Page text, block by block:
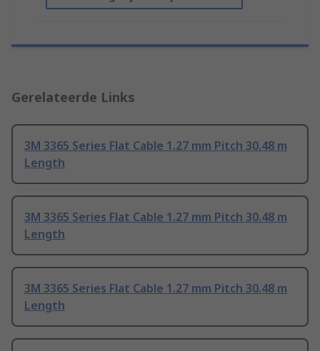
Gerelateerde Links
3M 3365 Series Flat Cable 1.27 mm Pitch 30.48 m
Length
3M 3365 Series Flat Cable 1.27 mm Pitch 30.48 m
Length
3M 3365 Series Flat Cable 1.27 mm Pitch 30.48 m
Length